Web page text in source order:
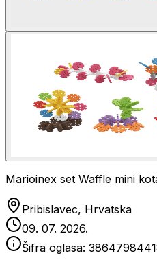
Marioinex set Waffle mini
Pribislavec, Hrvatska
09. 07. 2026.
Šifra oglasa: